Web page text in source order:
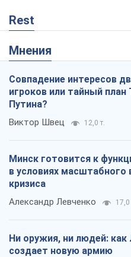
Rest
Мнения
Совпадение интересов
игроков или тайный план
Путина?
Виктор Швец 12,0 т.
Минск готовится к
в условиях масштабного
кризиса
Александр Левченко 17,0
Ни оружия, ни людей:
создает новую армию